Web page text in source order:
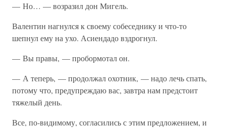
— Но… — возразил дон Мигель.
Валентин нагнулся к своему собеседнику и что-то
шепнул ему на ухо. Асиендадо вздрогнул.
— Вы правы, — пробормотал он.
— А теперь, — продолжал охотник, — надо лечь спать,
потому что, предупреждаю вас, завтра нам предстоит
тяжелый день.
Все, по-видимому, согласились с этим предложением, и